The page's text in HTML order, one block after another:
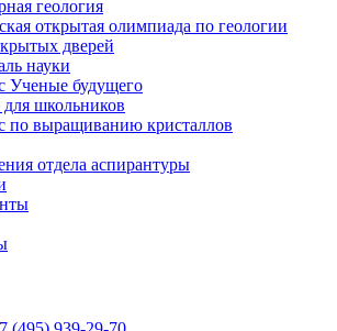
геология
открытая олимпиада по геологии
дверей
науки
Ученые будущего
школьников
по выращиванию кристаллов
отдела аспирантуры